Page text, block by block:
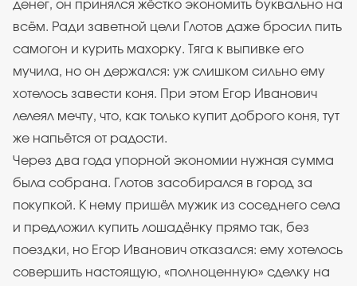
денег, он принялся жёстко экономить буквально на
всём. Ради заветной цели Глотов даже бросил пить
самогон и курить махорку. Тяга к выпивке его
мучила, но он держался: уж слишком сильно ему
хотелось завести коня. При этом Егор Иванович
лелеял мечту, что, как только купит доброго коня, тут
же напьётся от радости.
Через два года упорной экономии нужная сумма
была собрана. Глотов засобирался в город за
покупкой. К нему пришёл мужик из соседнего села
и предложил купить лошадёнку прямо так, без
поездки, но Егор Иванович отказался: ему хотелось
совершить настоящую, «полноценную» сделку на